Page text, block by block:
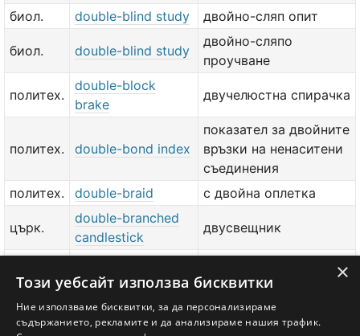
биол.
double-blind study двойно-сляп опит
биол. double-blind study
двойно-сляпо
проучване
политех.
double-block
brake
двучелюстна спирачка
политех. double-bond index
показател за двойните
връзки на ненаситени
съединения
политех.
double-braid с двойна оплетка
църк.
double-branched
candlestick
двусвещник
candlestick
double-branched
candlestick
дикирий
×
Този уебсайт използва бисквитки
Ние използваме бисквитки, за да персонализираме
съдържанието, рекламите и да анализираме нашия трафик.